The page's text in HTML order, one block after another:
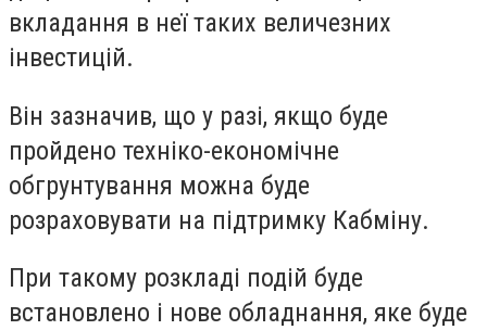
вкладання в неї таких величезних
інвестицій.
Він зазначив, що у разі, якщо буде
пройдено техніко-економічне
обгрунтування можна буде
розраховувати на підтримку Кабміну.
При такому розкладі подій буде
встановлено і нове обладнання, яке буде